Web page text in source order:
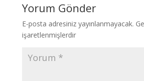
Yorum Gönder
E-posta adresiniz yayınlanmayacak.
işaretlenmişlerdir